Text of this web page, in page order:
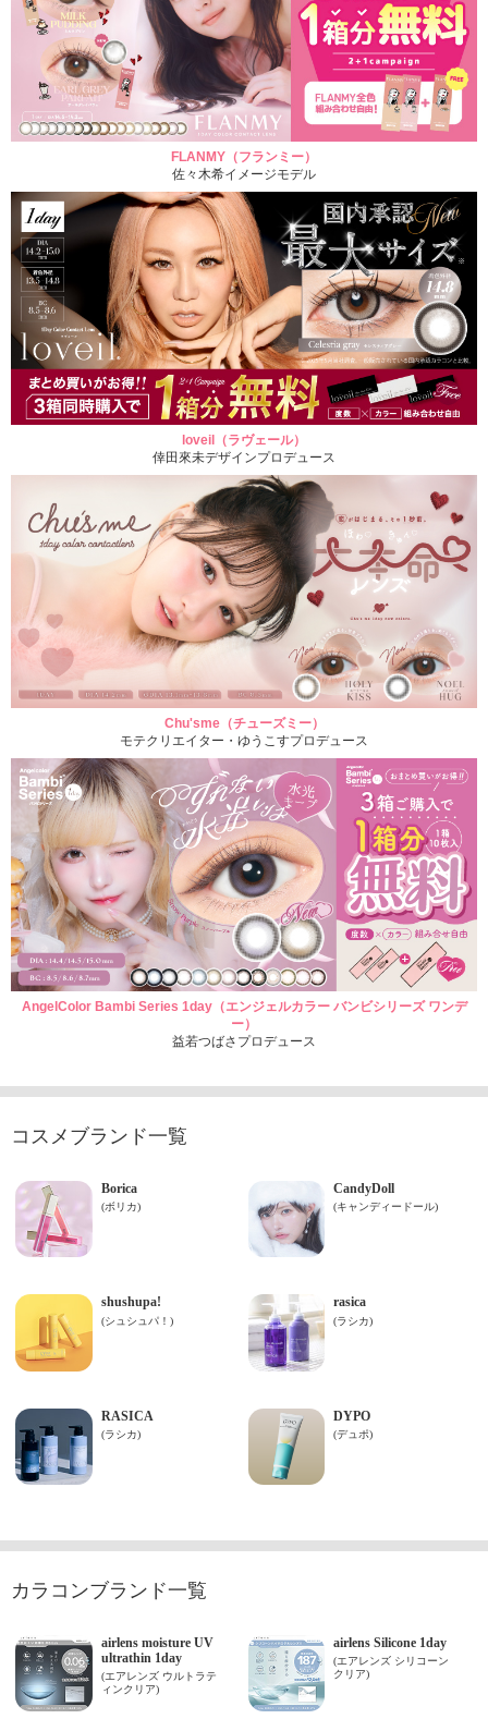
FLANMY（フランミー）
佐々木希イメージモデル
loveil（ラヴェール）
倖田來未デザインプロデュース
Chu'sme（チューズミー）
モテクリエイター・ゆうこすプロデュース
AngelColor Bambi Series 1day（エンジェルカラー バンビシリーズ ワンデ
ー）
益若つばさプロデュース
コスメブランド一覧
カラコンブランド一覧